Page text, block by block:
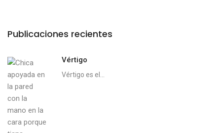
Publicaciones recientes
Vértigo
Vértigo es el...